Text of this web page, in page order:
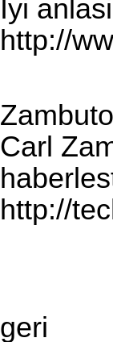
Iyi
http://
Carl
http://
geri